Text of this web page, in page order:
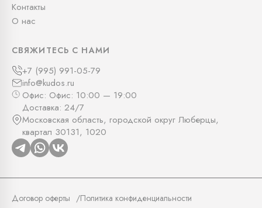
Контакты
О нас
СВЯЖИТЕСЬ С НАМИ
+7 (995) 991-05-79
info@kudos.ru
Офис: Офис: 10:00 — 19:00
Доставка: 24/7
Московская область, городской округ Люберцы,
квартал 30131, 1020
Договор оферты Политика конфиденциальности